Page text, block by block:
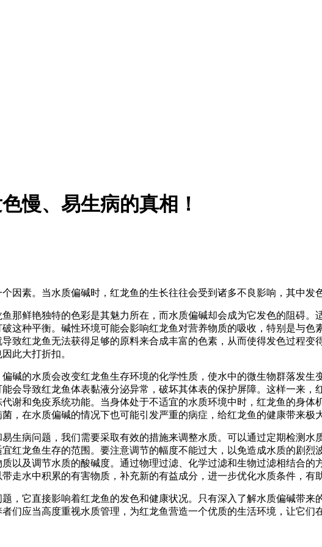
慢、易生病的真相！
因素。当水质偏碱时，红龙鱼的生长往往会受到诸多不良影响，其中发
那鲜艳独特的色彩是其魅力所在，而水质偏碱却会成为它发色的阻碍
这种平衡。碱性环境可能会影响红龙鱼对营养物质的吸收，特别是与
致红龙鱼无法获得足够的原料来合成丰富的色素，从而使得发色过程
此大打折扣。
碱的水质会改变红龙鱼生存环境的化学性质，使水中的微生物群落发
会导致红龙鱼体表黏液分泌异常，破坏其体表的保护屏障。这样一来
谢和免疫系统功能。当身体处于不适宜的水质环境中时，红龙鱼的身
，在水质偏碱的情况下也可能引发严重的病症，给红龙鱼的健康带来极
生病问题，我们需要采取有效的措施来调整水质。可以通过定期检测
红龙鱼生存的范围。要注意调节的幅度不能过大，以免造成水质的剧
以及调节水质的酸碱度。通过物理过滤、化学过滤和生物过滤相结合
走水中积累的有害物质，补充新的有益成分，进一步优化水质条件，有
，它直接影响着红龙鱼的发色和健康状况。只有深入了解水质偏碱带
们应当高度重视水质管理，为红龙鱼营造一个优质的生活环境，让它们